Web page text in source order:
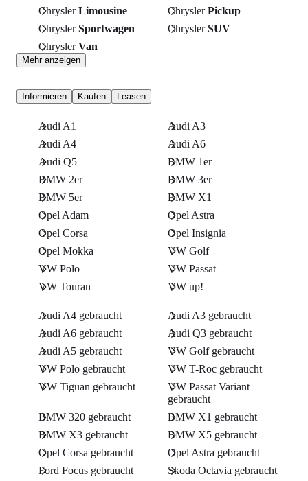
ChryslerLimousine ChryslerPickup
ChryslerSportwagen ChryslerSUV
ChryslerVan
Mehr anzeigen
Informieren Kaufen Leasen
Audi A1
Audi A3
Audi A4
Audi A6
Audi Q5
BMW 1er
BMW 2er
BMW 3er
BMW 5er
BMW X1
Opel Adam
Opel Astra
Opel Corsa
Opel Insignia
Opel Mokka
VW Golf
VW Polo
VW Passat
VW Touran
VW up!
Audi A4 gebraucht
Audi A3 gebraucht
Audi A6 gebraucht
Audi Q3 gebraucht
Audi A5 gebraucht
VW Golf gebraucht
VW Polo gebraucht
VW T-Roc gebraucht
VW Tiguan gebraucht
VW Passat Variant
gebraucht
BMW 320 gebraucht
BMW X1 gebraucht
BMW X3 gebraucht
BMW X5 gebraucht
Opel Corsa gebraucht
Opel Astra gebraucht
Ford Focus gebraucht
Skoda Octavia gebraucht